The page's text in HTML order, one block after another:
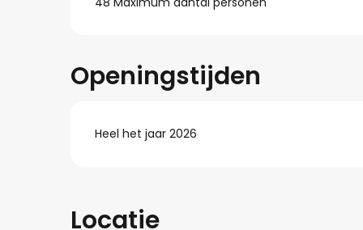
Openingstijden
Heel het jaar 2026
Locatie